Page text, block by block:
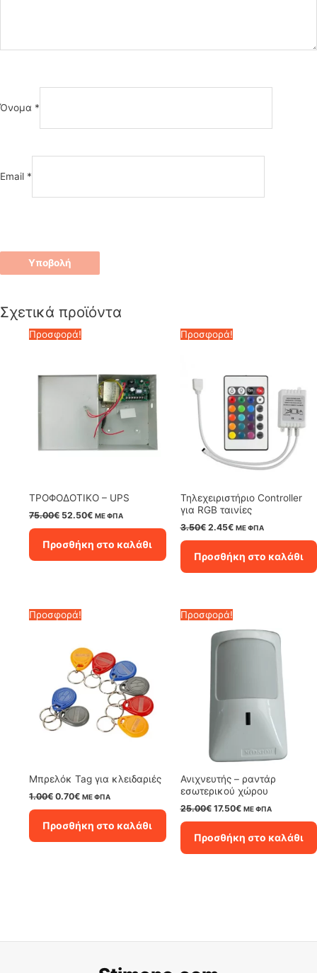
Όνομα *
Email *
Σχετικά προϊόντα
Προσφορά!
ΤΡΟΦΟΔΟΤΙΚΟ – UPS
75.00€ Original
price
75.00€.
52.50€Η
τρέχουσα
είναι:
52.50€.
ΜΕ ΦΠΑ
Προσθήκη στο καλάθι
Προσφορά!
Τηλεχειριστήριο Controller
για RGB ταινίες
3.50€ Original
price
3.50€.
2.45€Η
τρέχουσα
είναι:
2.45€.
ΜΕ ΦΠΑ
Προσθήκη στο καλάθι
Προσφορά!
Μπρελόκ Tag για κλειδαριές
1.00€ Original
1.00€.
0.70€Η
είναι:
0.70€.
ΜΕ ΦΠΑ
Προσθήκη στο καλάθι
Προσφορά!
Ανιχνευτής – ραντάρ
εσωτερικού χώρου
25.00€ Original
25.00€.
17.50€Η
είναι:
17.50€.
ΜΕ ΦΠΑ
Προσθήκη στο καλάθι